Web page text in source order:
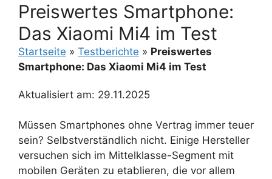
Preiswertes Smartphone:
Das Xiaomi Mi4 im Test
Startseite » Testberichte » Preiswertes
Smartphone: Das Xiaomi Mi4 im Test
Aktualisiert am: 29.11.2025
Müssen Smartphones ohne Vertrag immer teuer
sein? Selbstverständlich nicht. Einige Hersteller
versuchen sich im Mittelklasse-Segment mit
mobilen Geräten zu etablieren, die vor allem